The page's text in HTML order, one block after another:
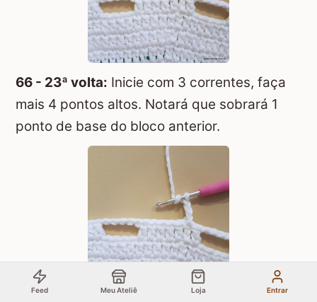
66 - 23ª volta: Inicie com 3 correntes, faça
mais 4 pontos altos. Notará que sobrará 1
ponto de base do bloco anterior.
Feed Meu Ateliê Loja Entrar